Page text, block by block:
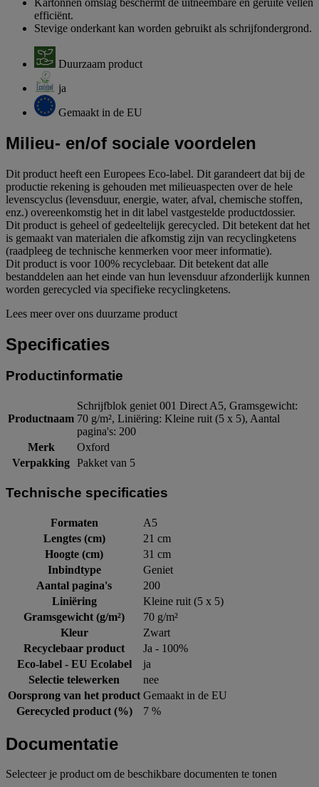
efficiënt.
Stevige onderkant kan worden gebruikt als schrijfondergrond.
Duurzaam product
ja
Gemaakt in de EU
Milieu- en/of sociale voordelen
Dit product heeft een Europees Eco-label. Dit garandeert dat bij de
productie rekening is gehouden met milieuaspecten over de hele
levenscyclus (levensduur, energie, water, afval, chemische stoffen,
enz.) overeenkomstig het in dit label vastgestelde productdossier.
Dit product is geheel of gedeeltelijk gerecycled. Dit betekent dat het
is gemaakt van materialen die afkomstig zijn van recyclingketens
(raadpleeg de technische kenmerken voor meer informatie).
Dit product is voor 100% recyclebaar. Dit betekent dat alle
bestanddelen aan het einde van hun levensduur afzonderlijk kunnen
worden gerecycled via specifieke recyclingketens.
Lees meer over ons duurzame product
Specificaties
Productinformatie
Productnaam
Schrijfblok geniet 001 Direct A5, Gramsgewicht:
70 g/m², Liniëring: Kleine ruit (5 x 5), Aantal
pagina's: 200
Merk
Oxford
Verpakking Pakket van 5
Technische specificaties
Formaten
A5
Lengtes (cm)
21 cm
Hoogte (cm)
31 cm
Inbindtype
Geniet
Aantal pagina's
200
Liniëring
Kleine ruit (5 x 5)
Gramsgewicht (g/m²)
70 g/m²
Kleur
Zwart
Recyclebaar product
Ja - 100%
Eco-label - EU Ecolabel
ja
Selectie telewerken
nee
Oorsprong van het product Gemaakt in de EU
Gerecycled product (%)
7 %
Documentatie
Selecteer je product om de beschikbare documenten te tonen